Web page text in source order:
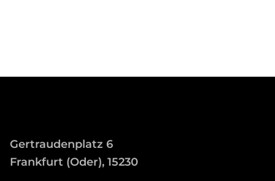
Gertraudenplatz 6
Frankfurt (Oder), 15230